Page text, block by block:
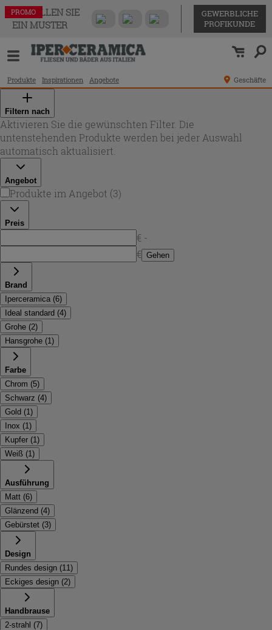
BESTELLEN SIE
EIN MUSTER
GEWERBLICHE
PROFIKUNDE
Produkte Inspirationen Angebote Geschäfte
Filtern nach
Aktivieren Sie die gewünschten Filter. Die
untenstehenden Produkte werden bei jeder Auswahl
automatisch aktualisiert.
Angebot
Produkte im Angebot (3)
Preis
€ -
€ Gehen
Brand
Iperceramica (6)
Ideal standard (4)
Grohe (2)
Hansgrohe (1)
Farbe
Chrom (5)
Schwarz (4)
Gold (1)
Inox (1)
Kupfer (1)
Weiß (1)
Ausführung
Matt (6)
Glänzend (4)
Gebürstet (3)
Design
Rundes design (11)
Eckiges design (2)
Handbrause
2-strahl (7)
PROMO
PROMO
PROMO